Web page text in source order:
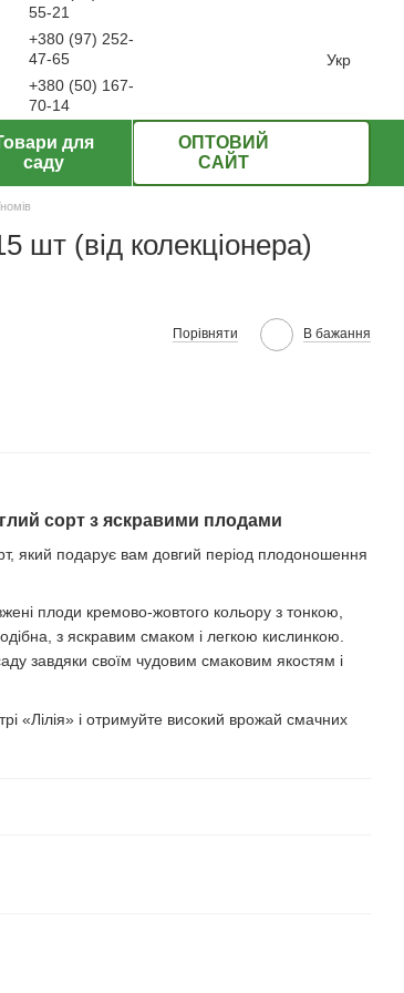
55-21
+380 (97) 252-
47-65
+380 (50) 167-
70-14
Укр
для
саду
ОПТОВИЙ
САЙТ
шт (від колекціонера)
Порівняти В бажання
сорт з яскравими плодами
який подарує вам довгий період плодоношення
плоди кремово-жовтого кольору з тонкою,
з яскравим смаком і легкою кислинкою.
завдяки своїм чудовим смаковим якостям і
«Лілія» і отримуйте високий врожай смачних